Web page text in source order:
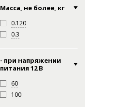
Масса, не более, кг
0.120
0.3
- при напряжении
питания 12 В
60
100